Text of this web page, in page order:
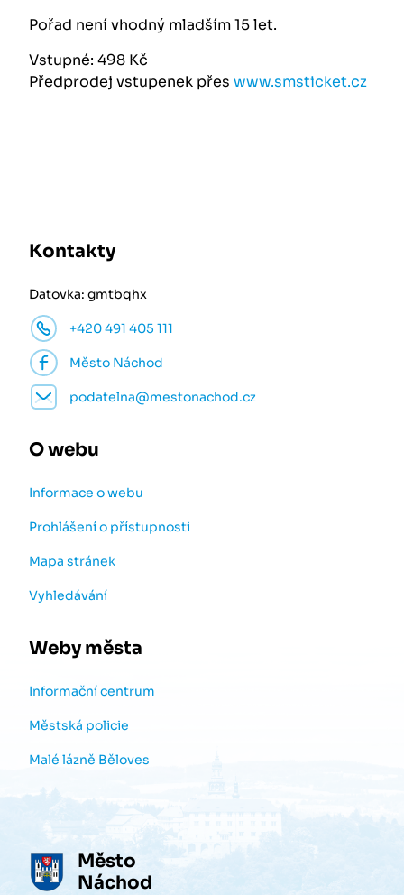
Pořad není vhodný mladším 15 let.
Vstupné: 498 Kč
Předprodej vstupenek přes www.smsticket.cz
Kontakty
Datovka: gmtbqhx
+420 491 405 111
Město Náchod
podatelna@mestonachod.cz
O webu
Informace o webu
Prohlášení o přístupnosti
Mapa stránek
Vyhledávání
Weby města
Informační centrum
Městská policie
Malé lázně Běloves
Město
Náchod